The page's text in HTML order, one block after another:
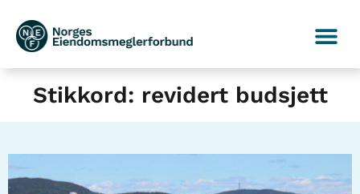
Stikkord: revidert budsjett